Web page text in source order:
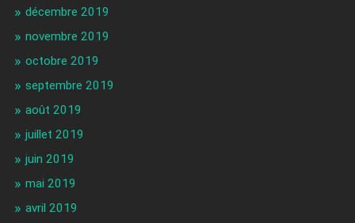
décembre 2019
novembre 2019
octobre 2019
septembre 2019
août 2019
juillet 2019
juin 2019
mai 2019
avril 2019